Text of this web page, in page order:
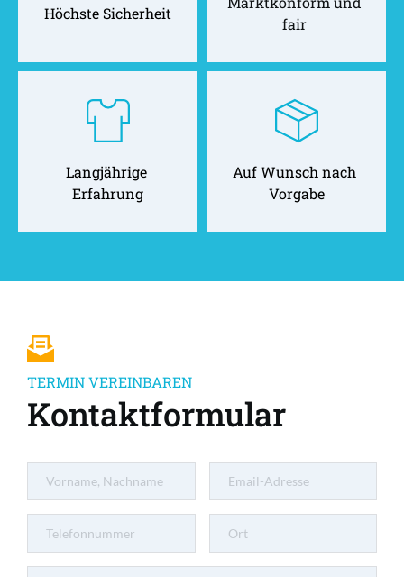
Höchste Sicherheit
fair
Langjährige
Erfahrung
Auf Wunsch nach
Vorgabe
TERMIN VEREINBAREN
Kontaktformular